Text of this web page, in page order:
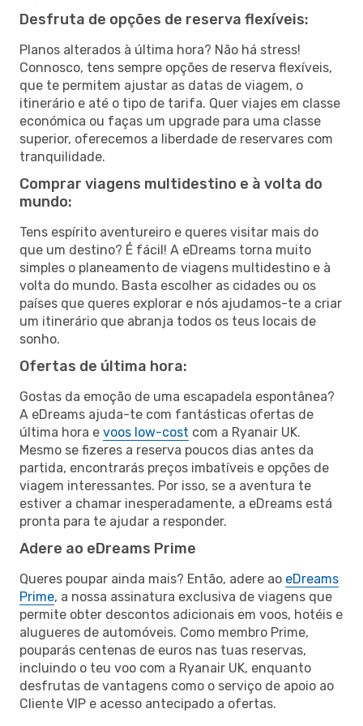
Desfruta de opções de reserva flexíveis:
Planos alterados à última hora? Não há stress!
Connosco, tens sempre opções de reserva flexíveis,
que te permitem ajustar as datas de viagem, o
itinerário e até o tipo de tarifa. Quer viajes em classe
económica ou faças um upgrade para uma classe
superior, oferecemos a liberdade de reservares com
tranquilidade.
Comprar viagens multidestino e à volta do
mundo:
Tens espírito aventureiro e queres visitar mais do
que um destino? É fácil! A eDreams torna muito
simples o planeamento de viagens multidestino e à
volta do mundo. Basta escolher as cidades ou os
países que queres explorar e nós ajudamos-te a criar
um itinerário que abranja todos os teus locais de
sonho.
Ofertas de última hora:
Gostas da emoção de uma escapadela espontânea?
A eDreams ajuda-te com fantásticas ofertas de
última hora e voos low-cost com a Ryanair UK.
Mesmo se fizeres a reserva poucos dias antes da
partida, encontrarás preços imbatíveis e opções de
viagem interessantes. Por isso, se a aventura te
estiver a chamar inesperadamente, a eDreams está
pronta para te ajudar a responder.
Adere ao eDreams Prime
Queres poupar ainda mais? Então, adere ao eDreams
Prime, a nossa assinatura exclusiva de viagens que
permite obter descontos adicionais em voos, hotéis e
alugueres de automóveis. Como membro Prime,
pouparás centenas de euros nas tuas reservas,
incluindo o teu voo com a Ryanair UK, enquanto
desfrutas de vantagens como o serviço de apoio ao
Cliente VIP e acesso antecipado a ofertas.